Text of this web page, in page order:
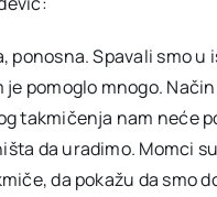
ponosna. Spavali smo u
pomoglo mnogo. Način
takmičenja nam neće
da uradimo. Momci
da pokažu da smo